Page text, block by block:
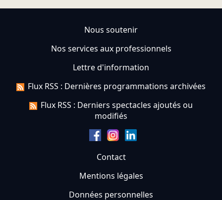
Nous soutenir
Nos services aux professionnels
Lettre d'information
Flux RSS : Dernières programmations archivées
Flux RSS : Derniers spectacles ajoutés ou
modifiés
Contact
Mentions légales
Données personnelles